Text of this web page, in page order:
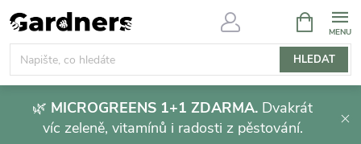
Přejít
na
obsah
HLEDAT
NÁKUPNÍ
KOŠÍK
🌿 MICROGREENS 1+1 ZDARMA. Dvakrát
víc zeleně, vitamínů i radosti z pěstování.